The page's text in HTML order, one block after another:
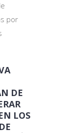
por
DE
LOS